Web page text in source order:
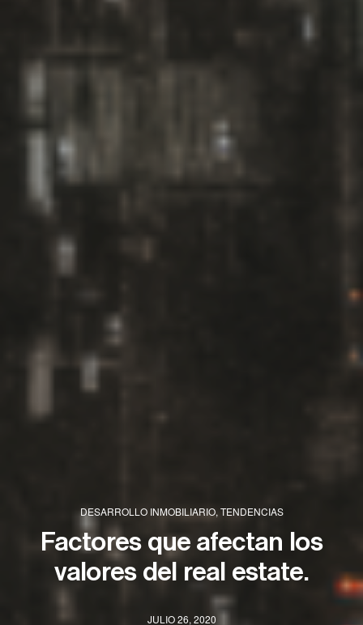
DESARROLLO INMOBILIARIO,TENDENCIAS
Factores que afectan los
valores del real estate.
JULIO 26, 2020